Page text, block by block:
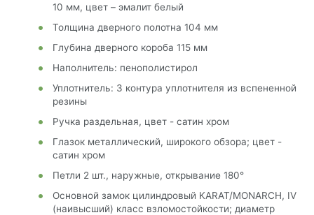
10 мм, цвет – эмалит белый
Толщина дверного полотна 104 мм
Глубина дверного короба 115 мм
Наполнитель: пенополистирол
Уплотнитель: 3 контура уплотнителя из вспененной
резины
Ручка раздельная, цвет - сатин хром
Глазок металлический, широкого обзора; цвет -
сатин хром
Петли 2 шт., наружные, открывание 180°
Основной замок цилиндровый KARAT/MONARCH, IV
(наивысший) класс взломостойкости; диаметр